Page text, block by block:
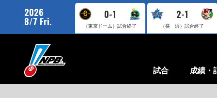
2026
8/7 Fri.
0-1
（東京ドーム）試合終了
2-1
（横 浜）試合終了
試合 成績・